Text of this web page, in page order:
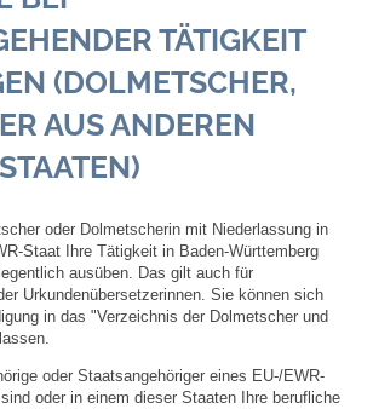
für das Amtsblatt
TÄTIGKEIT
(DOLMETSCHER,
AUS ANDEREN
oder Dolmetscherin mit Niederlassung in
Staat Ihre Tätigkeit in Baden-Württemberg
ausüben. Das gilt auch für
Urkundenübersetzerinnen. Sie können sich
in das "Verzeichnis der Dolmetscher und
oder Staatsangehöriger eines EU-/EWR-
oder in einem dieser Staaten Ihre berufliche